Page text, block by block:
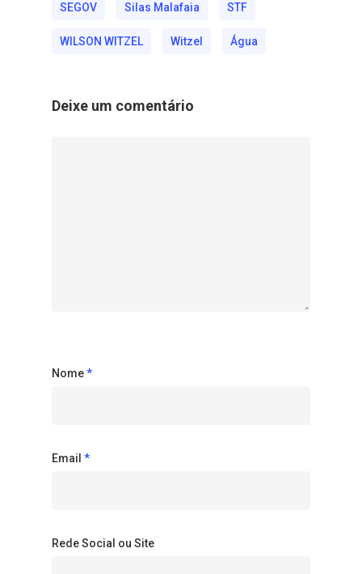
SEGOV Silas Malafaia STF
WILSON WITZEL Witzel Água
Deixe um comentário
Nome*
Email *
Rede Social ou Site